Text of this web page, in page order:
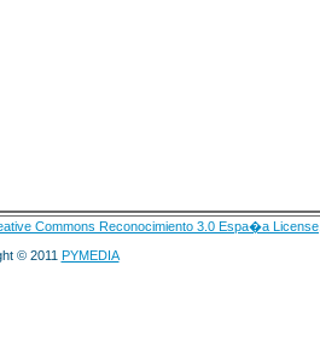
Commons Reconocimiento 3.0 Espa�a License
© 2011 PYMEDIA